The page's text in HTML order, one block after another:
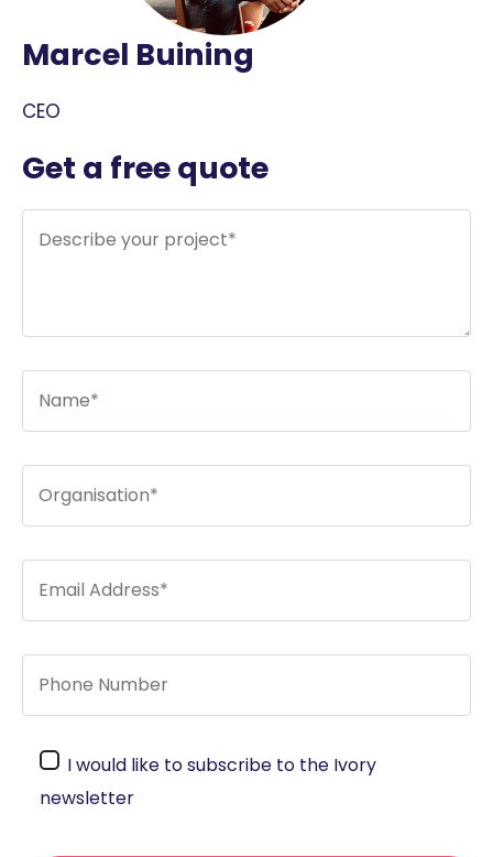
Marcel Buining
CEO
Get a free quote
I would like to subscribe to the Ivory
newsletter